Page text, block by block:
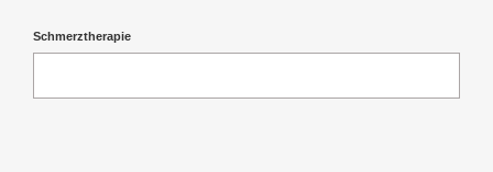
Schmerztherapie